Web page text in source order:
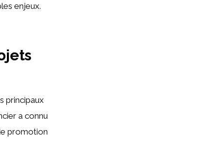
enjeux.
principaux
a connu
promotion